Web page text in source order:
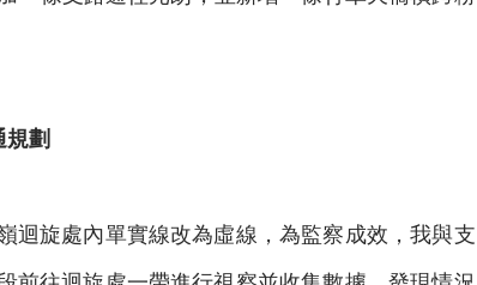
劃
旋處內單實線改為虛線，為監察成效，我與支